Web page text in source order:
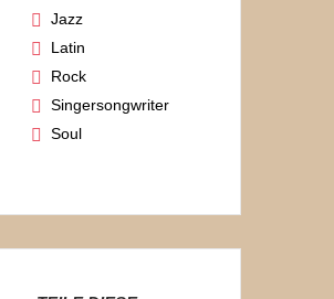
Jazz
Latin
Rock
Singersongwriter
Soul